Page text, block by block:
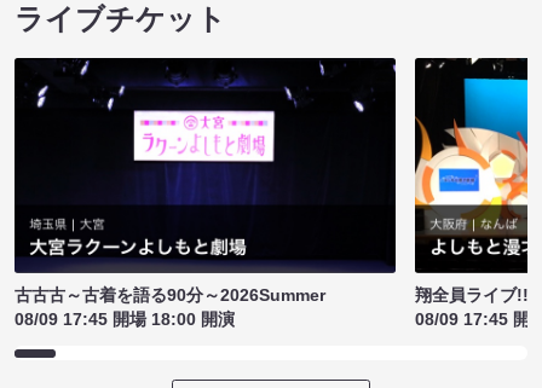
ライブチケット
古古古～古着を語る90分～2026Summer
08/09 17:45 開場 18:00 開演
翔全員ライブ!!!
08/09 17:45 開